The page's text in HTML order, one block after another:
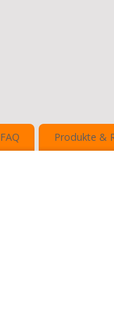
FAQ Produkte &